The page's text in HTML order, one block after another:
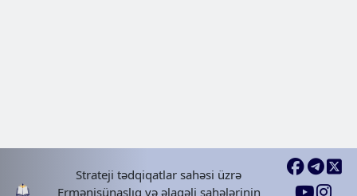
Strateji tədqiqatlar sahəsi üzrə
Ermənişünaslıq və əlaqəli sahələrinin